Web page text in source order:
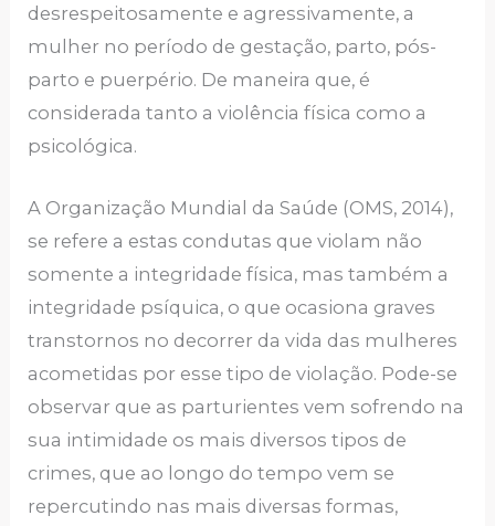
desrespeitosamente e agressivamente, a
mulher no período de gestação, parto, pós-
parto e puerpério. De maneira que, é
considerada tanto a violência física como a
psicológica.
A Organização Mundial da Saúde (OMS, 2014),
se refere a estas condutas que violam não
somente a integridade física, mas também a
integridade psíquica, o que ocasiona graves
transtornos no decorrer da vida das mulheres
acometidas por esse tipo de violação. Pode-se
observar que as parturientes vem sofrendo na
sua intimidade os mais diversos tipos de
crimes, que ao longo do tempo vem se
repercutindo nas mais diversas formas,